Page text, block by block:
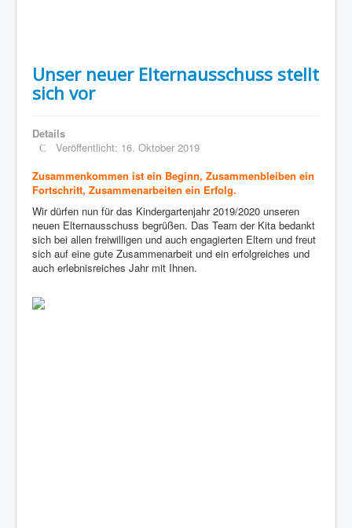
Unser neuer Elternausschuss stellt
sich vor
Details
Veröffentlicht: 16. Oktober 2019
Zusammenkommen ist ein Beginn, Zusammenbleiben ein
Fortschritt, Zusammenarbeiten ein Erfolg.
Wir dürfen nun für das Kindergartenjahr 2019/2020 unseren
neuen Elternausschuss begrüßen. Das Team der Kita bedankt
sich bei allen freiwilligen und auch engagierten Eltern und freut
sich auf eine gute Zusammenarbeit und ein erfolgreiches und
auch erlebnisreiches Jahr mit Ihnen.